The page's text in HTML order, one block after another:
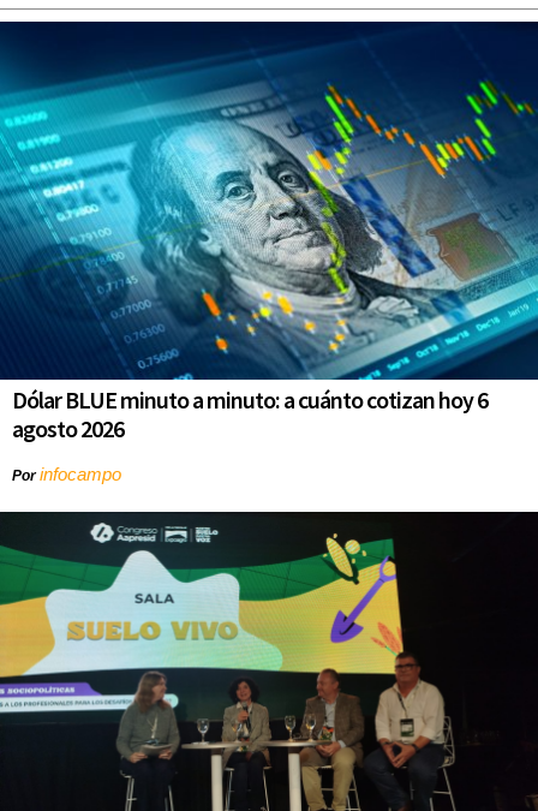
Dólar BLUE minuto a minuto: a cuánto cotizan hoy 6
agosto 2026
Porinfocampo